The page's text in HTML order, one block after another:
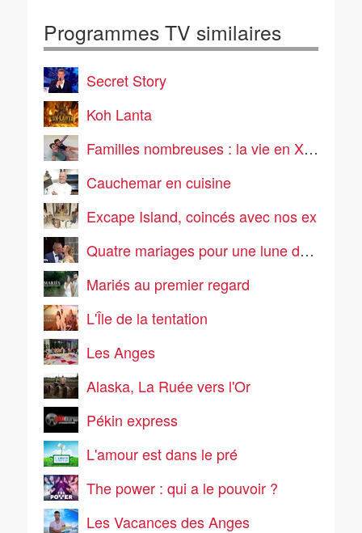
Programmes TV similaires
Secret Story
Koh Lanta
Familles nombreuses : la vie en XXL
Cauchemar en cuisine
Excape Island, coincés avec nos ex
Quatre mariages pour une lune de miel
Mariés au premier regard
L'Île de la tentation
Les Anges
Alaska, La Ruée vers l'Or
Pékin express
L'amour est dans le pré
The power : qui a le pouvoir ?
Les Vacances des Anges